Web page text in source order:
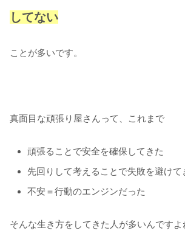
してない
ことが多いです。
真面目な頑張り屋さんって、これまで
頑張ることで安全を確保してきた
先回りして考えることで失敗を避けて
不安＝行動のエンジンだった
そんな生き方をしてきた人が多いんですよ